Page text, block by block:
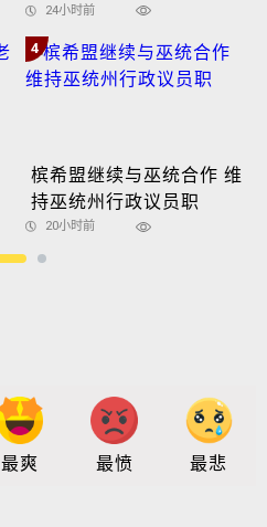
24小时前
4
槟希盟继续与巫统合作 维
持巫统州行政议员职
20小时前
最爽 最愤 最悲